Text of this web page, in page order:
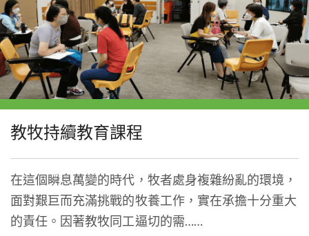
教牧持續教育課程
在這個瞬息萬變的時代，牧者處身複雜紛亂的環境，
面對艱巨而充滿挑戰的牧養工作，實在承擔十分重大
的責任。因著教牧同工逼切的需……